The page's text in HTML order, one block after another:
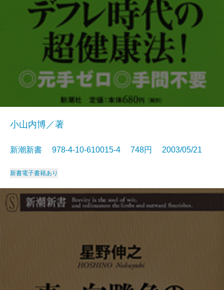
小山内博／著
新潮新書 978-4-10-610015-4 748円 2003/05/21
新書電子書籍あり